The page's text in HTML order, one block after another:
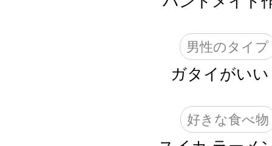
男性のタイプ
ガタイがいい
好きな食べ物